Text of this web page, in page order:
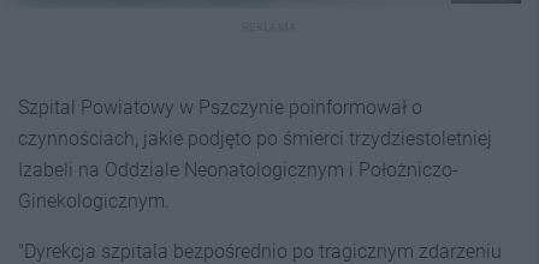
Szpital Powiatowy w Pszczynie poinformował o
czynnościach, jakie podjęto po śmierci trzydziestoletniej
Izabeli na Oddziale Neonatologicznym i Położniczo-
Ginekologicznym.
"Dyrekcja szpitala bezpośrednio po tragicznym zdarzeniu